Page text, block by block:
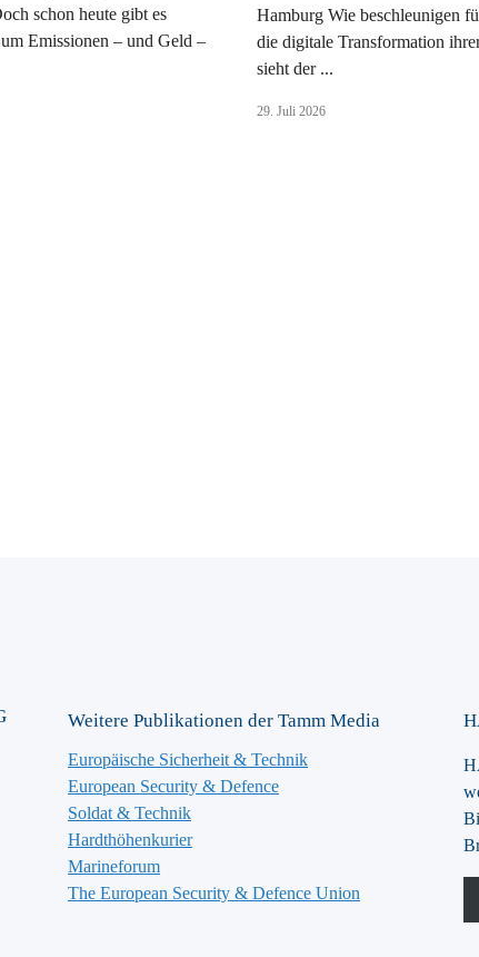
schon heute gibt es
Emissionen – und Geld –
Hamburg Wie beschleunigen
die digitale Transformation
sieht der ...
29. Juli 2026
Weitere Publikationen der Tamm Media
Europäische Sicherheit & Technik
European Security & Defence
Soldat & Technik
Hardthöhenkurier
Marineforum
The European Security & Defence Union